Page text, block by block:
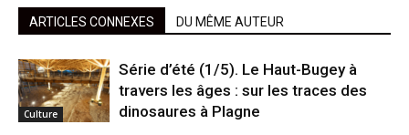
ARTICLES CONNEXES DU MÊME AUTEUR
Culture
Série d’été (1/5). Le Haut-Bugey à
travers les âges : sur les traces des
dinosaures à Plagne